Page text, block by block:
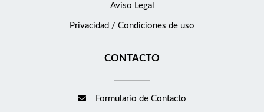
Aviso Legal
Privacidad / Condiciones de uso
CONTACTO
Formulario de Contacto